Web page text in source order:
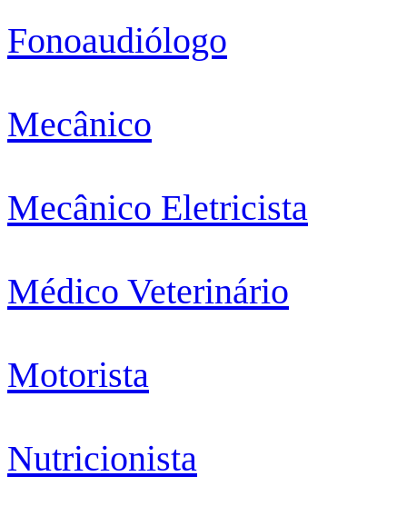
Fonoaudiólogo
Mecânico
Mecânico Eletricista
Médico Veterinário
Motorista
Nutricionista